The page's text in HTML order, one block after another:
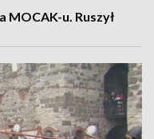
u. Ruszył